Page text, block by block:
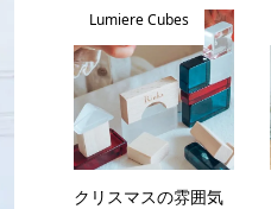
Lumiere Cubes
クリスマスの雰囲気